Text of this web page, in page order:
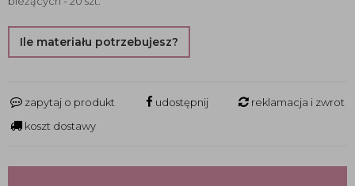
Ile materiału potrzebujesz?
zapytaj o produkt udostępnij
reklamacja i zwrot
koszt dostawy